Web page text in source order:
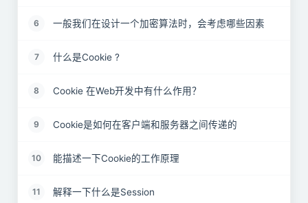
6 一般我们在设计一个加密算法时，会考虑哪些因素
7 什么是Cookie ?
8 Cookie 在Web开发中有什么作用？
9 Cookie是如何在客户端和服务器之间传递的
10 能描述一下Cookie的工作原理
11 解释一下什么是Session